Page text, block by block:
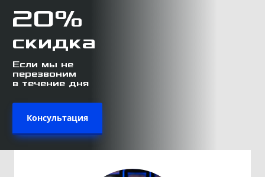
20%
скидка
Если мы не
перезвоним
в течение дня
Консультация